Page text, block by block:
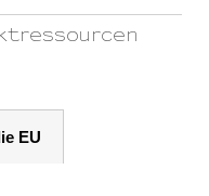
EU